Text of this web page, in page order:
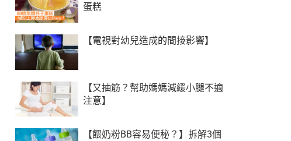
蛋糕
【電視對幼兒造成的間接影響】
【又抽筋？幫助媽媽減緩小腿不適
注意】
【餵奶粉BB容易便秘？】拆解3個